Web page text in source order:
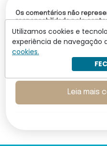
Os comentários não
responsabilidade pelo
mensagem.
Comentários (0)
Torne-se um
Leia mais
Utilizamos cookies e
experiência de navegação
cookies.